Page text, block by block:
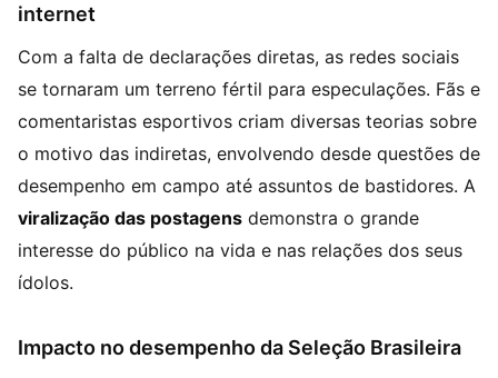
internet
Com a falta de declarações diretas, as redes sociais
se tornaram um terreno fértil para especulações. Fãs e
comentaristas esportivos criam diversas teorias sobre
o motivo das indiretas, envolvendo desde questões de
desempenho em campo até assuntos de bastidores. A
viralização das postagens demonstra o grande
interesse do público na vida e nas relações dos seus
ídolos.
Impacto no desempenho da Seleção Brasileira